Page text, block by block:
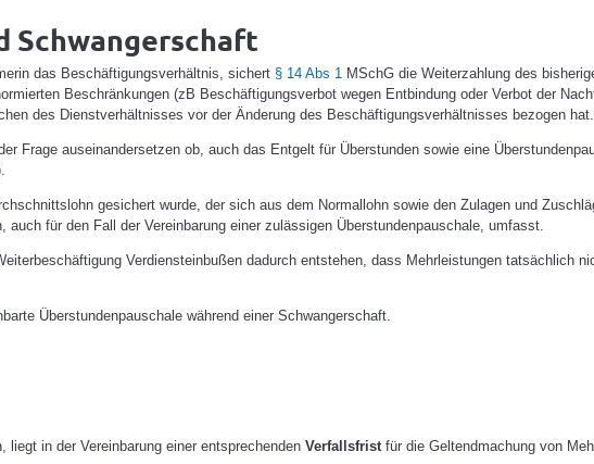
Schwangerschaft
das Beschäftigungsverhältnis, sichert § 14 Abs 1 MSchG die Weiterzahlung des
Beschränkungen (zB Beschäftigungsverbot wegen Entbindung oder Verbot der
des Dienstverhältnisses vor der Änderung des Beschäftigungsverhältnisses bezogen hat.
Frage auseinandersetzen ob, auch das Entgelt für Überstunden sowie eine
gesichert wurde, der sich aus dem Normallohn sowie den Zulagen und
für den Fall der Vereinbarung einer zulässigen Überstundenpauschale, umfasst.
Verdiensteinbußen dadurch entstehen, dass Mehrleistungen tatsächlich
Überstundenpauschale während einer Schwangerschaft.
in der Vereinbarung einer entsprechenden Verfallsfristfür die Geltendmachung von